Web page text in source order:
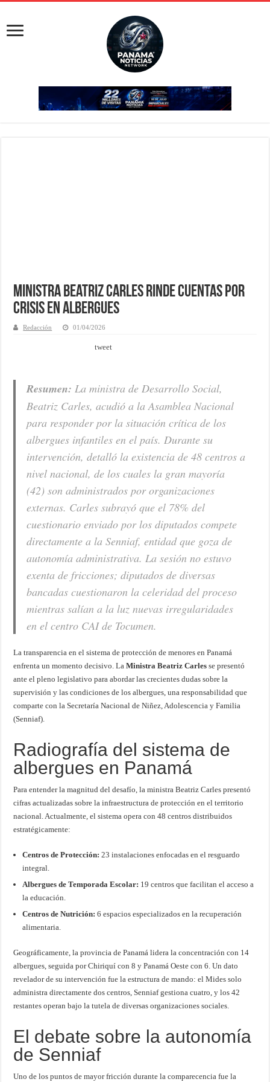
Ministra Beatriz Carles rinde cuentas por
crisis en albergues
Redacción 01/04/2026
tweet
Resumen: La ministra de Desarrollo Social,
Beatriz Carles, acudió a la Asamblea Nacional
para responder por la situación crítica de los
albergues infantiles en el país. Durante su
intervención, detalló la existencia de 48 centros a
nivel nacional, de los cuales la gran mayoría
(42) son administrados por organizaciones
externas. Carles subrayó que el 78% del
cuestionario enviado por los diputados compete
directamente a la Senniaf, entidad que goza de
autonomía administrativa. La sesión no estuvo
exenta de fricciones; diputados de diversas
bancadas cuestionaron la celeridad del proceso
mientras salían a la luz nuevas irregularidades
en el centro CAI de Tocumen.
La transparencia en el sistema de protección de menores en Panamá
enfrenta un momento decisivo. LaMinistra Beatriz Carles se presentó
ante el pleno legislativo para abordar las crecientes dudas sobre la
supervisión y las condiciones de los albergues, una responsabilidad que
comparte con la Secretaría Nacional de Niñez, Adolescencia y Familia
(Senniaf).
Radiografía del sistema de
albergues en Panamá
Para entender la magnitud del desafío, la ministra Beatriz Carles presentó
cifras actualizadas sobre la infraestructura de protección en el territorio
nacional. Actualmente, el sistema opera con 48 centros distribuidos
estratégicamente:
Centros de Protección: 23 instalaciones enfocadas en el resguardo
integral.
Albergues de Temporada Escolar: 19 centros que facilitan el acceso a
la educación.
Centros de Nutrición: 6 espacios especializados en la recuperación
alimentaria.
Geográficamente, la provincia de Panamá lidera la concentración con 14
albergues, seguida por Chiriquí con 8 y Panamá Oeste con 6. Un dato
revelador de su intervención fue la estructura de mando: el Mides solo
administra directamente dos centros, Senniaf gestiona cuatro, y los 42
restantes operan bajo la tutela de diversas organizaciones sociales.
El debate sobre la autonomía
de Senniaf
Uno de los puntos de mayor fricción durante la comparecencia fue la